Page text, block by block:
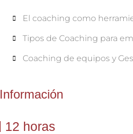
El coaching como
Tipos de Coaching para
Coaching de equipos y
Información
12 horas